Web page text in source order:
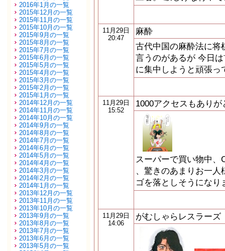
2016年1月の一覧
2015年12月の一覧
2015年11月の一覧
2015年10月の一覧
2015年9月の一覧
2015年8月の一覧
2015年7月の一覧
2015年6月の一覧
2015年5月の一覧
2015年4月の一覧
2015年3月の一覧
2015年2月の一覧
2015年1月の一覧
2014年12月の一覧
2014年11月の一覧
2014年10月の一覧
2014年9月の一覧
2014年8月の一覧
2014年7月の一覧
2014年6月の一覧
2014年5月の一覧
2014年4月の一覧
2014年3月の一覧
2014年2月の一覧
2014年1月の一覧
2013年12月の一覧
2013年11月の一覧
2013年10月の一覧
2013年9月の一覧
2013年8月の一覧
2013年7月の一覧
2013年6月の一覧
2013年5月の一覧
11月29日
20:47
麻酔
古代中国の麻酔法に将
言うのがあるが 今日
に集中しようと頑張っ
11月29日
15:52
1000アクセスもあり
スーパーで買い物中、
、驚きのあまりお一
ゴを落としそうにな
11月29日
14:06
がむしゃらレスラーズ